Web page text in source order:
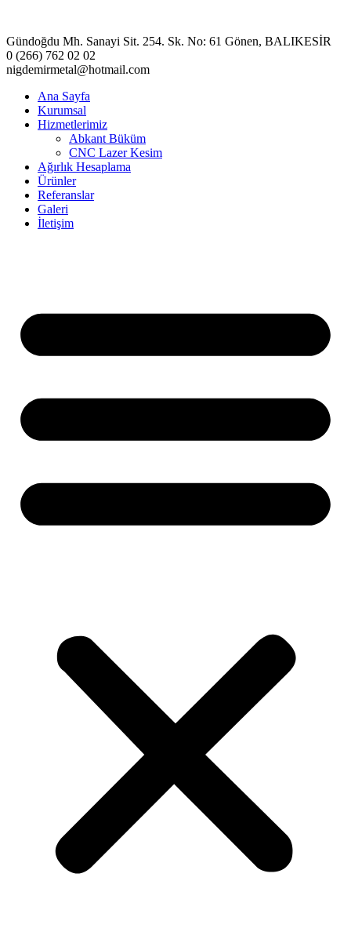
Gündoğdu Mh. Sanayi Sit. 254. Sk. No: 61 Gönen, BALIKESİR
0 (266) 762 02 02
nigdemirmetal@hotmail.com
Ana Sayfa
Kurumsal
Hizmetlerimiz
Abkant Büküm
CNC Lazer Kesim
Ağırlık Hesaplama
Ürünler
Referanslar
Galeri
İletişim